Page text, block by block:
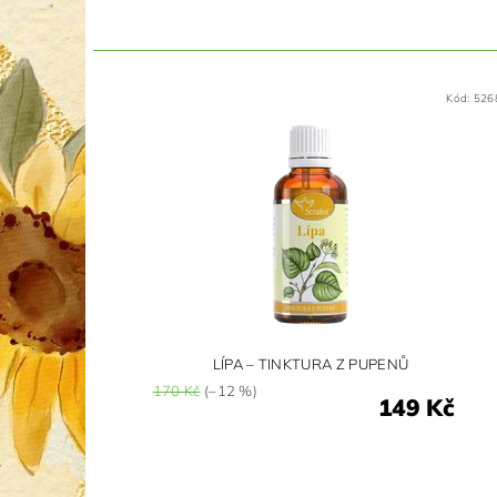
Kód:
LÍPA – TINKTURA Z PUPENŮ
170 Kč(–12 %)
149 Kč